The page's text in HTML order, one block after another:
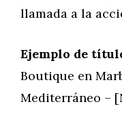
llamada a la
Ejemplo de
Boutique en
Mediterráneo –